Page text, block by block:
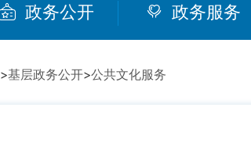
政务公开 政务服务
>基层政务公开>公共文化服务